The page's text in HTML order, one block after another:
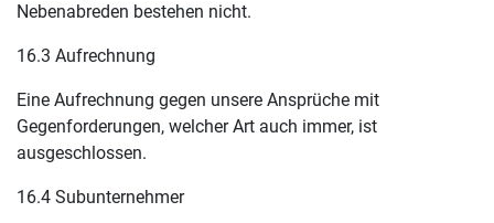
Nebenabreden bestehen nicht.
16.3 Aufrechnung
Eine Aufrechnung gegen unsere Ansprüche mit
Gegenforderungen, welcher Art auch immer, ist
ausgeschlossen.
16.4 Subunternehmer